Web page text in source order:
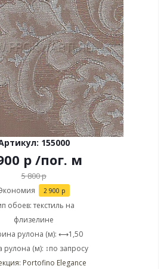
155000
р /пог. м
5 800р
2 900 р
обоев: текстиль на
флизелине
рулона (м): ⟷1,50
рулона (м): ↕по запросу
Portofino Elegance